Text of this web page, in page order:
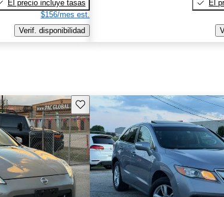
El precio incluye tasas
$156/mes est.
Verif. disponibilidad
El
Guarda este Aviso